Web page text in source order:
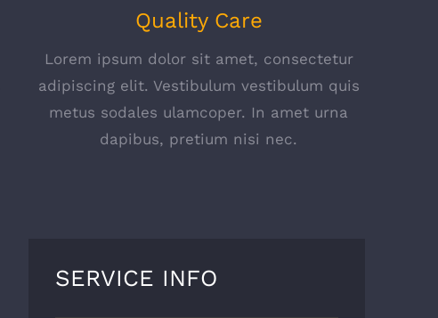
Quality Care
Lorem ipsum dolor sit amet, consectetur
adipiscing elit. Vestibulum vestibulum quis
metus sodales ulamcoper. In amet urna
dapibus, pretium nisi nec.
SERVICE INFO